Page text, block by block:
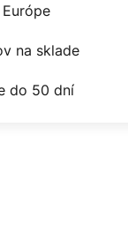
na sklade
do 50 dní